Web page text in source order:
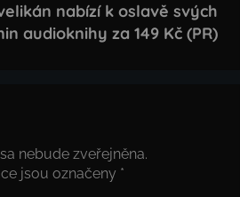
nabízí k oslavě svých
audioknihy za 149 Kč (PR)
nebude zveřejněna.
jsou označeny *